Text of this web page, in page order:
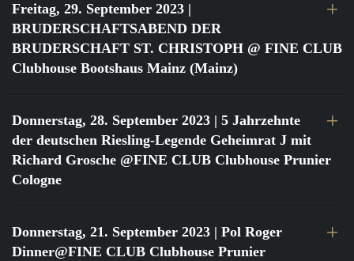
Freitag, 29. September 2023 |
BRUDERSCHAFTSABEND DER
BRUDERSCHAFT ST. CHRISTOPH @ FINE CLUB
Clubhouse Bootshaus Mainz (Mainz)
Donnerstag, 28. September 2023 | 5 Jahrzehnte
der deutschen Riesling-Legende Geheimrat J mit
Richard Grosche @FINE CLUB Clubhouse Prunier
Cologne
Donnerstag, 21. September 2023 | Pol Roger
Dinner@FINE CLUB Clubhouse Prunier